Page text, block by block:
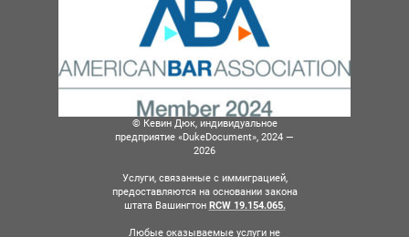
© Кевин Дюк, индивидуальное
предприятие «DukeDocument», 2024 —
2026
Услуги, связанные с иммиграцией,
предоставляются на основании закона
штата Вашингтон RCW 19.154.065.
Любые оказываемые услуги не